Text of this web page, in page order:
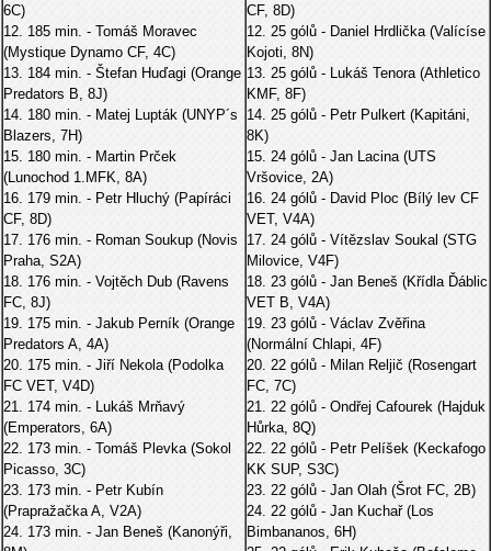
6C)
12. 185 min. - Tomáš Moravec
(Mystique Dynamo CF, 4C)
13. 184 min. - Štefan Huďagi (Orange
Predators B, 8J)
14. 180 min. - Matej Lupták (UNYP´s
Blazers, 7H)
15. 180 min. - Martin Prček
(Lunochod 1.MFK, 8A)
16. 179 min. - Petr Hluchý (Papíráci
CF, 8D)
17. 176 min. - Roman Soukup (Novis
Praha, S2A)
18. 176 min. - Vojtěch Dub (Ravens
FC, 8J)
19. 175 min. - Jakub Perník (Orange
Predators A, 4A)
20. 175 min. - Jiří Nekola (Podolka
FC VET, V4D)
21. 174 min. - Lukáš Mrňavý
(Emperators, 6A)
22. 173 min. - Tomáš Plevka (Sokol
Picasso, 3C)
23. 173 min. - Petr Kubín
(Prapražačka A, V2A)
24. 173 min. - Jan Beneš (Kanonýři,
CF, 8D)
12. 25 gólů - Daniel Hrdlička (Valícíse
Kojoti, 8N)
13. 25 gólů - Lukáš Tenora (Athletico
KMF, 8F)
14. 25 gólů - Petr Pulkert (Kapitáni,
8K)
15. 24 gólů - Jan Lacina (UTS
Vršovice, 2A)
16. 24 gólů - David Ploc (Bílý lev CF
VET, V4A)
17. 24 gólů - Vítězslav Soukal (STG
Milovice, V4F)
18. 23 gólů - Jan Beneš (Křídla Ďáblic
VET B, V4A)
19. 23 gólů - Václav Zvěřina
(Normální Chlapi, 4F)
20. 22 gólů - Milan Reljič (Rosengart
FC, 7C)
21. 22 gólů - Ondřej Cafourek (Hajduk
Hůrka, 8Q)
22. 22 gólů - Petr Pelíšek (Keckafogo
KK SUP, S3C)
23. 22 gólů - Jan Olah (Šrot FC, 2B)
24. 22 gólů - Jan Kuchař (Los
Bimbananos, 6H)